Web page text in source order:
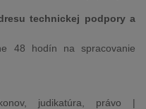
technickej podpory a
48 hodín na spracovanie
judikatúra, právo |